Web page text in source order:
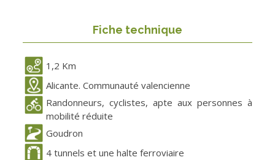
Fiche technique
1,2 Km
Alicante. Communauté valencienne
Randonneurs, cyclistes, apte aux personnes à
mobilité réduite
Goudron
4 tunnels et une halte ferroviaire